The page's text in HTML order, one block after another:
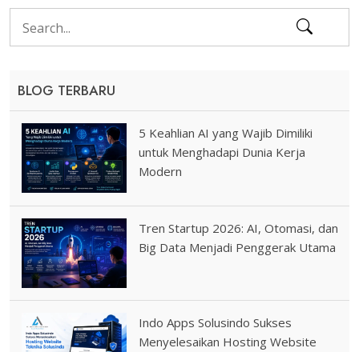
BLOG TERBARU
5 Keahlian AI yang Wajib Dimiliki
untuk Menghadapi Dunia Kerja
Modern
Tren Startup 2026: AI, Otomasi, dan
Big Data Menjadi Penggerak Utama
Indo Apps Solusindo Sukses
Menyelesaikan Hosting Website